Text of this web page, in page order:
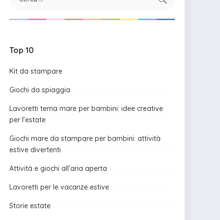
Top 10
Kit da stampare
Giochi da spiaggia
Lavoretti tema mare per bambini: idee creative
per l’estate
Giochi mare da stampare per bambini: attività
estive divertenti
Attività e giochi all’aria aperta
Lavoretti per le vacanze estive
Storie estate